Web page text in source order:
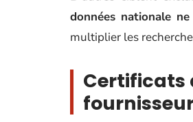
données nationale
multiplier les
Certificats